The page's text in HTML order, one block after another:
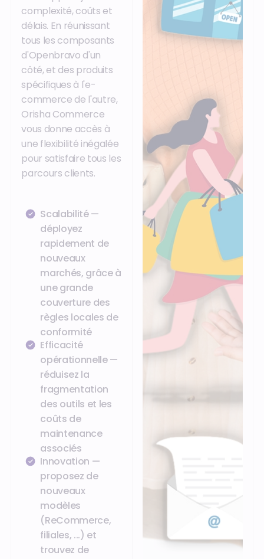
complexité, coûts et
délais. En réunissant
tous les composants
d'Openbravo d'un
côté, et des produits
spécifiques à l'e-
commerce de l'autre,
Orisha Commerce
vous donne accès à
une flexibilité inégalée
pour satisfaire tous les
parcours clients.
Scalabilité —
déployez
rapidement de
nouveaux
marchés, grâce à
une grande
couverture des
règles locales de
conformité
Efficacité
opérationnelle —
réduisez la
fragmentation
des outils et les
coûts de
maintenance
associés
Innovation —
proposez de
nouveaux
modèles
(ReCommerce,
filiales, ...) et
trouvez de